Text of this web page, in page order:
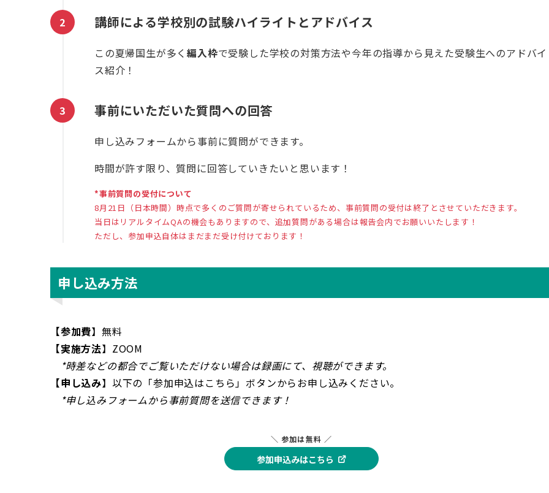
講師による学校別の試験ハイライトと アドバイス
この夏帰国生が多く編入枠で受験した学校の対策方法や今年の指導から見えた受験生へのアドバイ
ス紹介！
事前にいただいた質問への回答
申し込みフォームから事前に質問ができます。
時間が許す限り、質問に回答していきたいと思います！
*事前質問の受付について
8月21日（日本時間）時点で多くのご質問が寄せられているため、事前質問の受付は終了とさせていただきます。
当日はリアルタイムQAの機会もありますので、追加質問がある場合は報告会内でお願いいたします！
ただし、参加申込自体はまだまだ受け付けております！
申し込み方法
【参加費】無料
【実施方法】ZOOM
*時差などの都合でご覧いただけない場合は録画にて、視聴ができます。
【申し込み】以下の「参加申込はこちら」ボタンからお申し込みください。
*申し込みフォームから事前質問を送信できます！
＼ 参加は無料 ／
参加申込みはこちら